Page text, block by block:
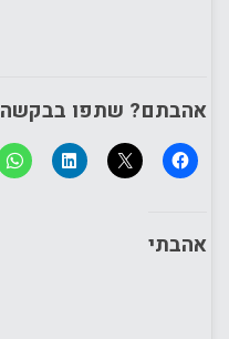
אהבתם? שתפו בבקשה
אהבתי